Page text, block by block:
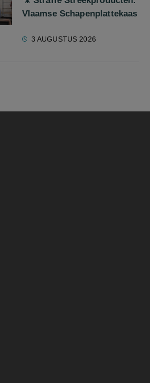
Vlaamse Schapenplattekaas
3 AUGUSTUS 2026